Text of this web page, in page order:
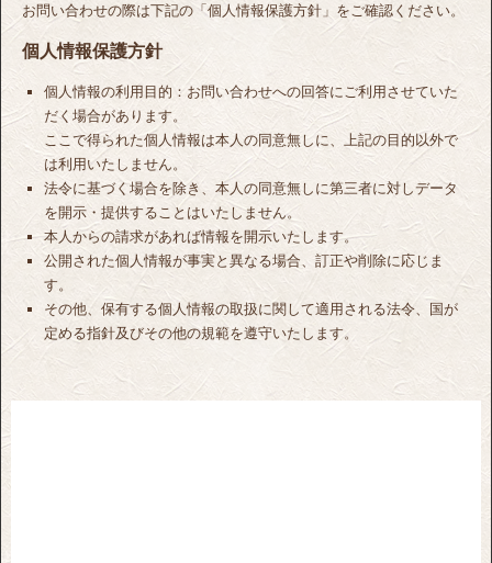
お問い合わせの際は下記の「個人情報保護方針」をご確認ください。
個人情報保護方針
個人情報の利用目的：お問い合わせへの回答にご利用させていた
だく場合があります。
ここで得られた個人情報は本人の同意無しに、上記の目的以外で
は利用いたしません。
法令に基づく場合を除き、本人の同意無しに第三者に対しデータ
を開示・提供することはいたしません。
本人からの請求があれば情報を開示いたします。
公開された個人情報が事実と異なる場合、訂正や削除に応じま
す。
その他、保有する個人情報の取扱に関して適用される法令、国が
定める指針及びその他の規範を遵守いたします。